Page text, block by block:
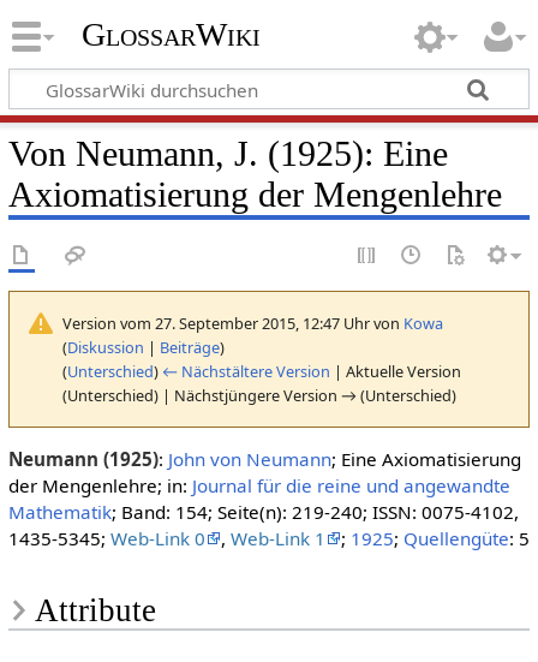
GlossarWiki
Von Neumann, J. (1925): Eine
Axiomatisierung der Mengenlehre
Version vom 27. September 2015, 12:47 Uhr von Kowa
(Diskussion | Beiträge)
(Unterschied) ← Nächstältere Version | Aktuelle Version
(Unterschied) | Nächstjüngere Version → (Unterschied)
Neumann (1925): John von Neumann; Eine Axiomatisierung
der Mengenlehre; in: Journal für die reine und angewandte
Mathematik; Band: 154; Seite(n): 219-240; ISSN: 0075-4102,
1435-5345; Web-Link 0 , Web-Link 1 ; 1925; Quellengüte: 5
Attribute